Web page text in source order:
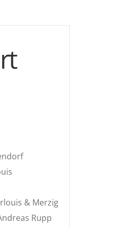
& Merzig
Rupp